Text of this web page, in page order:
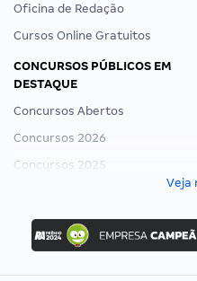
Oficina de Redação
Cursos Online Gratuitos
CONCURSOS PÚBLICOS EM
DESTAQUE
Concursos Abertos
Concursos 2026
Concursos 2025
Concurso Ibama
Concurso MPU
Editais publicados
Veja